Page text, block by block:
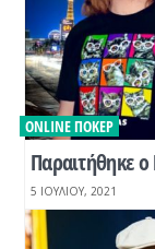
Παραιτήθηκε
ONLINE ΠΌΚΕΡ
5 ΙΟΥΛΊΟΥ, 2021